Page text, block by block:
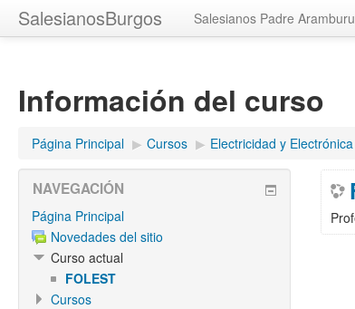
SalesianosBurgos Salesianos Padre Aramburu
Información del curso
Página Principal ▶︎ Cursos ▶︎ Electricidad y Electrónica
NAVEGACIÓN
Página Principal
Novedades del sitio
Curso actual
FOLEST
Cursos